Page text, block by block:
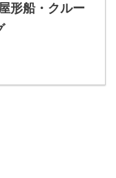
形船・クルー